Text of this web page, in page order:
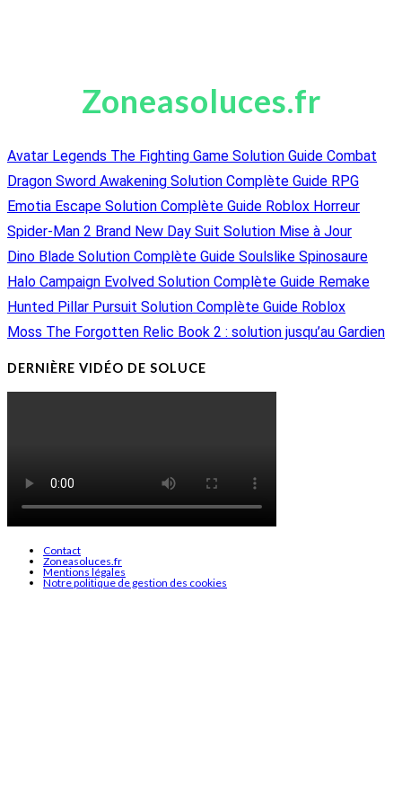
Zoneasoluces.fr
Avatar Legends The Fighting Game Solution Guide Combat
Dragon Sword Awakening Solution Complète Guide RPG
Emotia Escape Solution Complète Guide Roblox Horreur
Spider-Man 2 Brand New Day Suit Solution Mise à Jour
Dino Blade Solution Complète Guide Soulslike Spinosaure
Halo Campaign Evolved Solution Complète Guide Remake
Hunted Pillar Pursuit Solution Complète Guide Roblox
Moss The Forgotten Relic Book 2 : solution jusqu’au Gardien
DERNIÈRE VIDÉO DE SOLUCE
Contact
Zoneasoluces.fr
Mentions légales
Notre politique de gestion des cookies